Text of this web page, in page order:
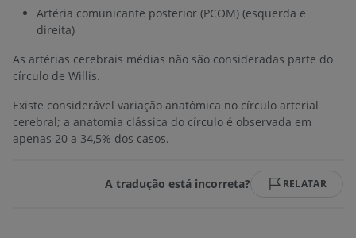
Artéria comunicante posterior (PCOM) (esquerda e
direita)
As artérias cerebrais médias não são consideradas parte do
círculo de Willis.
Existe considerável variação anatômica no círculo arterial
cerebral; a anatomia clássica do círculo é observada em
apenas 20 a 34,5% dos casos.
A tradução está incorreta? RELATAR